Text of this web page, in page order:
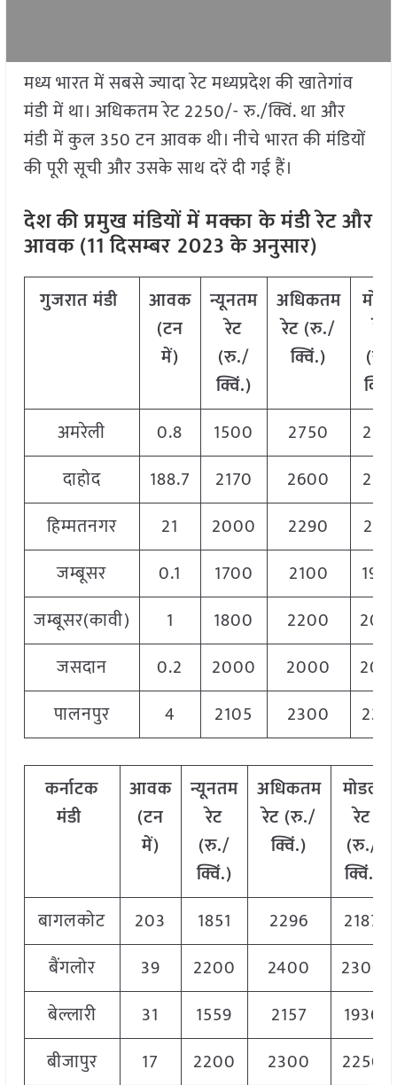
मध्य भारत में सबसे ज्यादा रेट मध्यप्रदेश की खातेगांव
मंडी में था। अधिकतम रेट 2250/- रु./क्विं. था और
मंडी में कुल 350 टन आवक थी। नीचे भारत की मंडियों
की पूरी सूची और उसके साथ दरें दी गई हैं।
देश की प्रमुख मंडियों में मक्काके मंडी रेट और
आवक (11 दिसम्बर 2023 के अनुसार)
गुजरातमंडी
आवक
(टन
में)
न्यूनतम
रेट
(रु./
क्विं.)
अधिकतम
रेट (रु./
क्विं.)
(रु
क्विं
अमरेली
0.8 1500 2750
दाहोद
188.7 2170 2600
हिम्मतनगर
21 2000 2290
जम्बूसर
0.1 1700 2100
जम्बूसर(कावी)
1 1800 2200
जसदान
0.2 2000 2000
पालनपुर
4 2105 2300
कर्नाटक
मंडी
आवक
(टन
में)
न्यूनतम
रेट
(रु./
क्विं.)
अधिकतम
रेट (रु./
क्विं.)
मोडल
रेट
(रु./
क्विं.)
बागलकोट
203 1851 2296
2187
बैंगलोर
39 2200 2400
2300
बेल्लारी
31 1559 2157
1936
बीजापुर
17 2200 2300
2250